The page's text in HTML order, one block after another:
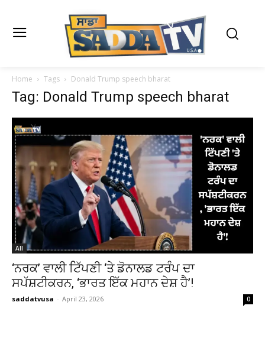
Home Tags Donald Trump speech bharat
Tag: Donald Trump speech bharat
All
‘ਨਰਕ’ ਵਾਲੀ ਟਿੱਪਣੀ ‘ਤੇ ਡੋਨਾਲਡ ਟਰੰਪ ਦਾ
ਸਪੱਸ਼ਟੀਕਰਨ, ‘ਭਾਰਤ ਇੱਕ ਮਹਾਨ ਦੇਸ਼ ਹੈ’!
saddatvusa - April 23, 2026 0